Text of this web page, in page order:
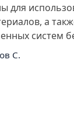
для
а
систем
C.